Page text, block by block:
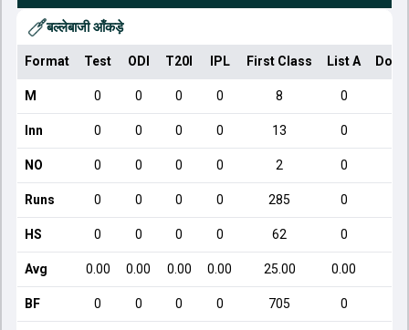
बल्लेबाजी आँकड़े
Format Test ODI T20I IPL First Class List A
M 0 0 0 0 8 0
Inn 0 0 0 0 13 0
NO 0 0 0 0 2 0
Runs 0 0 0 0 285 0
HS 0 0 0 0 62 0
Avg 0.00 0.00 0.00 0.00 25.00 0.00
BF 0 0 0 0 705 0